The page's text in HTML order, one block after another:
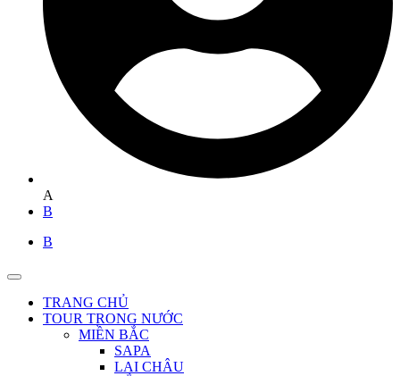
A
B
B
TRANG CHỦ
TOUR TRONG NƯỚC
MIỀN BẮC
SAPA
LAI CHÂU